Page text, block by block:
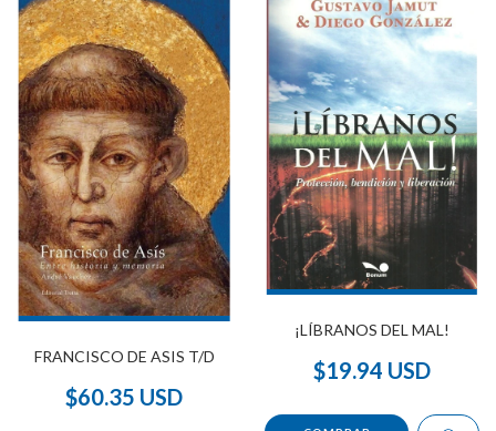
FRANCISCO DE ASIS T/D
$60.35 USD
¡LÍBRANOS DEL MAL!
$19.94 USD